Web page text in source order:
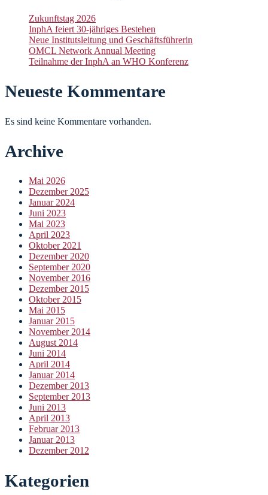
Zukunftstag 2026
InphA feiert 30-jähriges Bestehen
Neue Institutsleitung und Geschäftsführerin
OMCL Network Annual Meeting
Teilnahme der InphA an WHO Konferenz
Neueste Kommentare
Es sind keine Kommentare vorhanden.
Archive
Mai 2026
Dezember 2025
Januar 2024
Juni 2023
Mai 2023
April 2023
Oktober 2021
Dezember 2020
September 2020
November 2016
Dezember 2015
Oktober 2015
Mai 2015
Januar 2015
November 2014
August 2014
Juni 2014
April 2014
Januar 2014
Dezember 2013
September 2013
Juni 2013
April 2013
Februar 2013
Januar 2013
Dezember 2012
Kategorien